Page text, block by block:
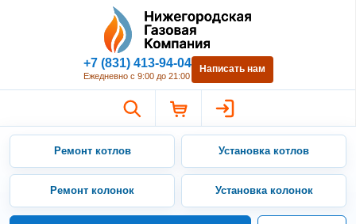
Нижегородская Газовая
+7 (831) 413-94-04
Ежедневно с 9:00 до 21:00
Написать нам
Ремонт котлов Установка котлов
Ремонт колонок Установка колонок